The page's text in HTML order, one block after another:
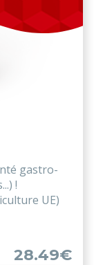
gastro-
!
UE)
28.49€